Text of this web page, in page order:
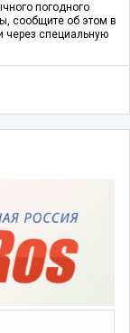
погодного
сообщите об этом в
через специальную